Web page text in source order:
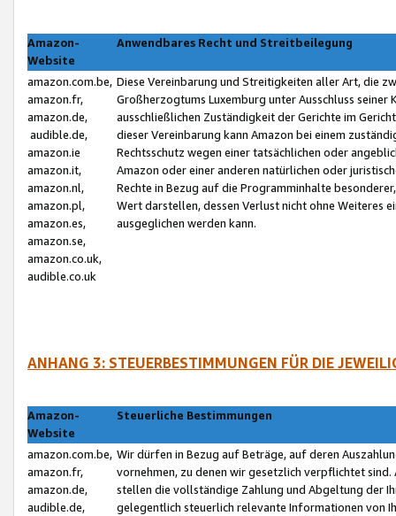
Amazon-
Website
Anwendbares Recht und Streitbeilegung
amazon.com.be,
amazon.fr,
amazon.de,
audible.de,
amazon.ie
amazon.it,
amazon.nl,
amazon.pl,
amazon.es,
amazon.se,
amazon.co.uk,
audible.co.uk
Diese Vereinbarung und Streitigkeiten aller Art, die
Großherzogtums Luxemburg unter Ausschluss
ausschließlichen Zuständigkeit der Gerichte im
dieser Vereinbarung kann Amazon bei einem
Rechtsschutz wegen einer tatsächlichen oder
Amazon oder einer anderen natürlichen oder
Rechte in Bezug auf die Programminhalte
Wert darstellen, dessen Verlust nicht ohne Weiteres
ausgeglichen werden kann.
ANHANG 3: STEUERBESTIMMUNGEN FÜR DIE
Amazon-
Website
Steuerliche Bestimmungen
amazon.com.be,
amazon.fr,
amazon.de,
audible.de,
Wir dürfen in Bezug auf Beträge, auf deren
vornehmen, zu denen wir gesetzlich verpflichtet
stellen die vollständige Zahlung und Abgeltung der
gelegentlich steuerlich relevante Informationen von